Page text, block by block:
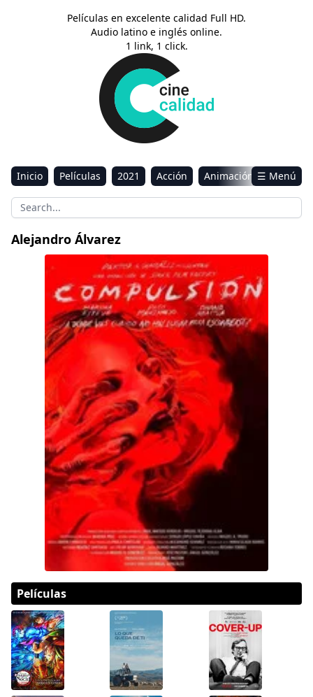
Películas en excelente calidad Full HD.
Audio latino e inglés online.
1 link, 1 click.
Inicio Películas 2021 Acción
Animación
Aventura
Ciencia ficción Comedia
Drama
Sci-Fi & Fantasy
☰ Menú
Alejandro Álvarez
Compulsión
Películas